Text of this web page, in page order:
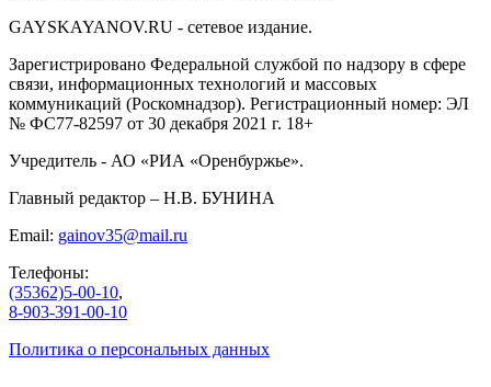
GAYSKAYANOV.RU - сетевое издание.
Зарегистрировано Федеральной службой по надзору в сфере
связи, информационных технологий и массовых
коммуникаций (Роскомнадзор). Регистрационный номер: ЭЛ
№ ФС77-82597 от 30 декабря 2021 г. 18+
Учредитель - АО «РИА «Оренбуржье».
Главный редактор – Н.В. БУНИНА
Email: gainov35@mail.ru
Телефоны:
(35362)5-00-10,
8-903-391-00-10
Политика о персональных данных